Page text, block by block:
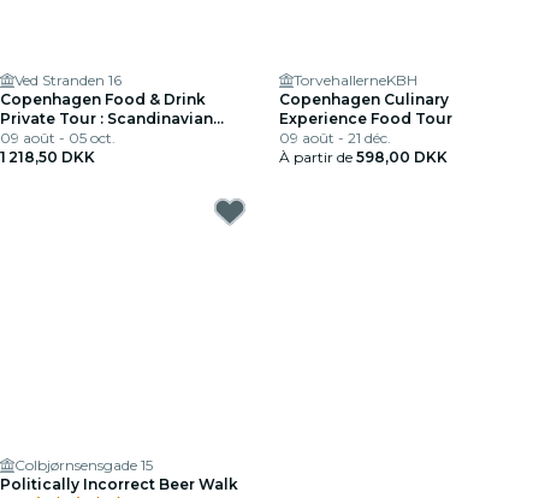
Ved Stranden 16
Copenhagen Food & Drink
Private Tour : Scandinavian
Delights Tasting
09 août - 05 oct.
1 218,50 DKK
TorvehallerneKBH
Copenhagen Culinary
Experience Food Tour
09 août - 21 déc.
À partir de 598,00 DKK
Colbjørnsensgade 15
Politically Incorrect Beer Walk